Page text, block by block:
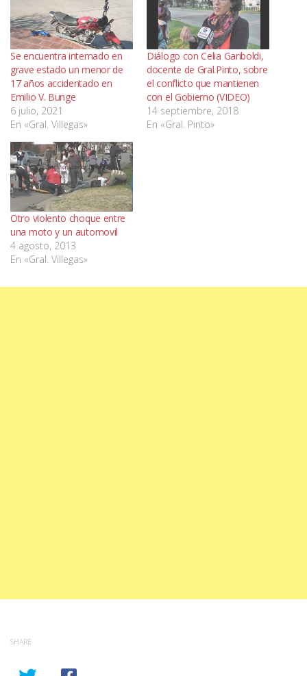
Se encuentra internado en
grave estado un menor de
17 años accidentado en
Emilio V. Bunge
6 julio, 2021
En «Gral. Villegas»
Diálogo con Celia Gariboldi,
docente de Gral.Pinto, sobre
el conflicto que mantienen
con el Gobierno (VIDEO)
14 septiembre, 2018
En «Gral. Pinto»
Otro violento choque entre
una moto y un automovil
4 agosto, 2013
En «Gral. Villegas»
SHARE